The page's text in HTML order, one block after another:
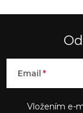
Email
Vložením e-